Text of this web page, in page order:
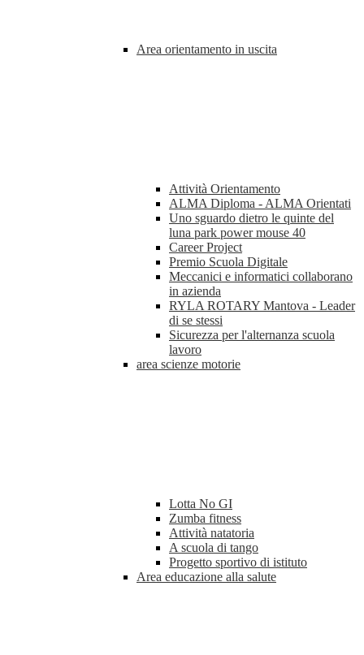
Area orientamento in uscita
Attività Orientamento
ALMA Diploma - ALMA Orientati
Uno sguardo dietro le quinte del
luna park power mouse 40
Career Project
Premio Scuola Digitale
Meccanici e informatici collaborano
in azienda
RYLA ROTARY Mantova - Leader
di se stessi
Sicurezza per l'alternanza scuola
lavoro
area scienze motorie
Lotta No GI
Zumba fitness
Attività natatoria
A scuola di tango
Progetto sportivo di istituto
Area educazione alla salute